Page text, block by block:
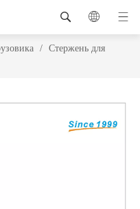
/ Стержень для